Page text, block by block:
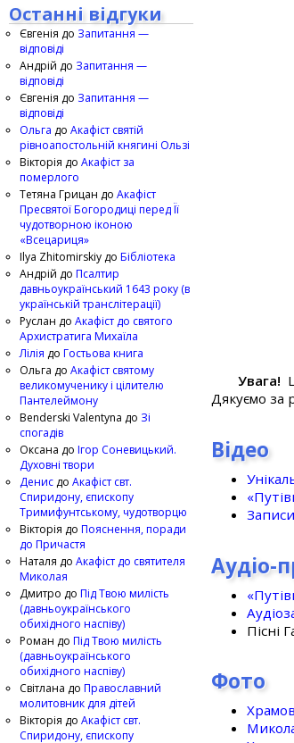
Увага!
Дякуємо за
Відео
Аудіо-
Пісні
Фото
Останні відгуки
Євгенія до Запитання —
відповіді
Андрій до Запитання —
відповіді
Євгенія до Запитання —
відповіді
Ольга до Акафіст святій
рівноапостольній княгині Ользі
Вікторія до Акафіст за
померлого
Тетяна Грицан до Акафіст
Пресвятої Богородиці перед Її
чудотворною іконою
«Всецариця»
Ilya Zhitomirskiy до Бібліотека
Андрій до Псалтир
давньоукраїнський 1643 року (в
українській транслітерації)
Руслан до Акафіст до святого
Архистратига Михаїла
Лілія до Гостьова книга
Ольга до Акафіст святому
великомученику і цілителю
Пантелеймону
Benderski Valentyna до Зі
спогадів
Оксана до Ігор Соневицький.
Духовні твори
Денис до Акафіст свт.
Спиридону, єпископу
Тримифунтському, чудотворцю
Вікторія до Пояснення, поради
до Причастя
Наталя до Акафіст до святителя
Миколая
Дмитро до Під Твою милість
(давньоукраїнського
обихідного наспіву)
Роман до Під Твою милість
(давньоукраїнського
обихідного наспіву)
Світлана до Православний
молитовник для дітей
Вікторія до Акафіст свт.
Спиридону, єпископу